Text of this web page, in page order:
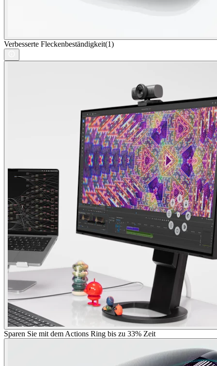
Verbesserte Fleckenbeständigkeit(1)
Sparen Sie mit dem Actions Ring bis zu 33% Zeit